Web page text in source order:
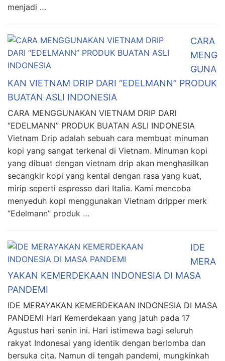
menjadi …
CARA
MENG
GUNA
KAN VIETNAM DRIP DARI “EDELMANN” PRODUK
BUATAN ASLI INDONESIA
CARA MENGGUNAKAN VIETNAM DRIP DARI
“EDELMANN” PRODUK BUATAN ASLI INDONESIA
Vietnam Drip adalah sebuah cara membuat minuman
kopi yang sangat terkenal di Vietnam. Minuman kopi
yang dibuat dengan vietnam drip akan menghasilkan
secangkir kopi yang kental dengan rasa yang kuat,
mirip seperti espresso dari Italia. Kami mencoba
menyeduh kopi menggunakan Vietnam dripper merk
“Edelmann” produk …
IDE
MERA
YAKAN KEMERDEKAAN INDONESIA DI MASA
PANDEMI
IDE MERAYAKAN KEMERDEKAAN INDONESIA DI MASA
PANDEMI Hari Kemerdekaan yang jatuh pada 17
Agustus hari senin ini. Hari istimewa bagi seluruh
rakyat Indonesai yang identik dengan berlomba dan
bersuka cita. Namun di tengah pandemi, mungkinkah